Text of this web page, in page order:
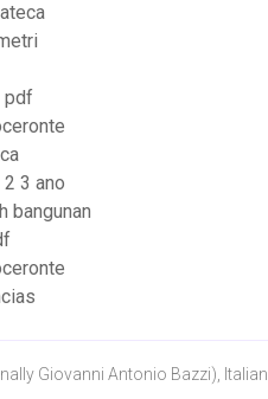
pdf
3 ano
bangunan
Giovanni Antonio Bazzi), Italian